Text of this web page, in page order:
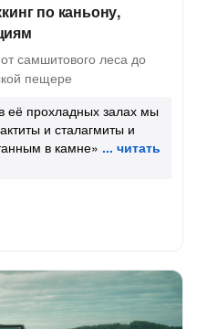
по каньону,
самшитового леса до
пещере
её прохладных залах мы
и сталагмиты и
в камне»